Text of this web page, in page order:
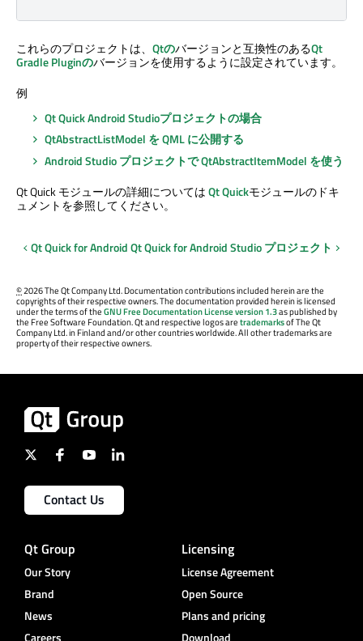
これらのプロジェクトは、 Qtのバージョンと互換性のあるQt
Gradle Pluginのバージョンを使用するように設定されています。
例
Qt QuickAndroid Studioプロジェクトの場合
QtAbstractListModel を QML に公開する
Android Studio プロジェクトで QtAbstractItemModel を使う
Qt Quickモジュールの詳細についてはQt Quickモジュールのドキ
ュメントを参照してください。
Qt Quickfor AndroidQt Quickfor Android Studio プロジェクト
©2026 The Qt Company Ltd. Documentation contributions included herein are the
copyrights of their respective owners. The documentation provided herein is licensed
under the terms of theGNU Free Documentation License version 1.3as published by
the Free Software Foundation. Qt and respective logos aretrademarksof The Qt
Company Ltd. in Finland and/or other countries worldwide. All other trademarks are
property of their respective owners.
Contact Us
Qt Group
Our Story
Brand
News
Careers
Licensing
License Agreement
Open Source
Plans and pricing
Download